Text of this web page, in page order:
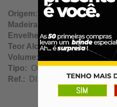
Origem: Salinas / Minas Gerais
Madeira:
Envelhecimento:3 Anos
Teor Alcoólico:42.00%
Volume:
Tipo: Ouro
Ref.: DI10947